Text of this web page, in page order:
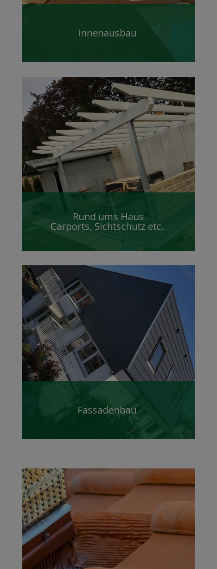
Innenausbau
Rund ums Haus
Carports, Sichtschutz etc.
Fassadenbau